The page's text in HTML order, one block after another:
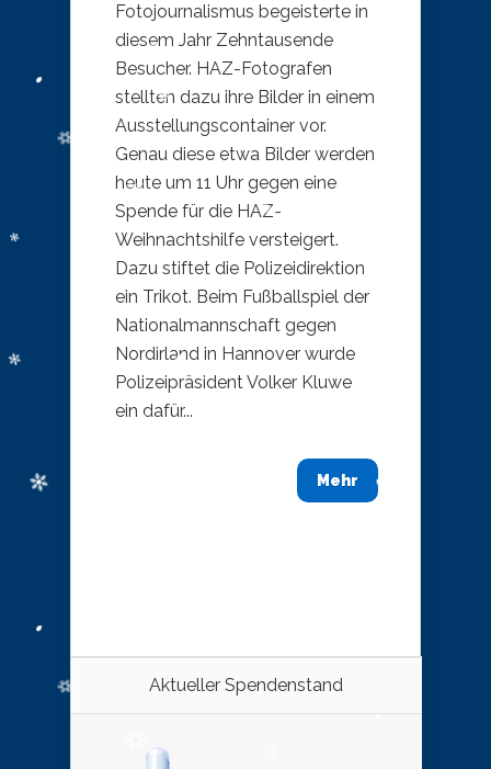
Fotojournalismus begeisterte in
diesem Jahr Zehntausende
Besucher. HAZ-Fotografen
stellten dazu ihre Bilder in einem
Ausstellungscontainer vor.
Genau diese etwa Bilder werden
heute um 11 Uhr gegen eine
Spende für die HAZ-
Weihnachtshilfe versteigert.
Dazu stiftet die Polizeidirektion
ein Trikot. Beim Fußballspiel der
Nationalmannschaft gegen
Nordirland in Hannover wurde
Polizeipräsident Volker Kluwe
ein dafür...
Mehr
Aktueller Spendenstand